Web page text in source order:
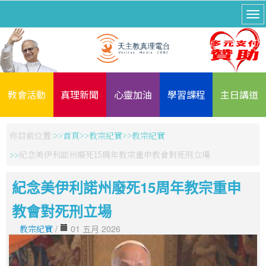
教會活動 真理新聞 心靈加油 學習課程 主日講道
你目前位置: 首頁 教宗紀實
教宗紀實
紀念美伊利諾州廢死15周年教宗重申教會對死刑立場
紀念美伊利諾州廢死15周年教宗重申
教會對死刑立場
教宗紀實 / 01 五月 2026